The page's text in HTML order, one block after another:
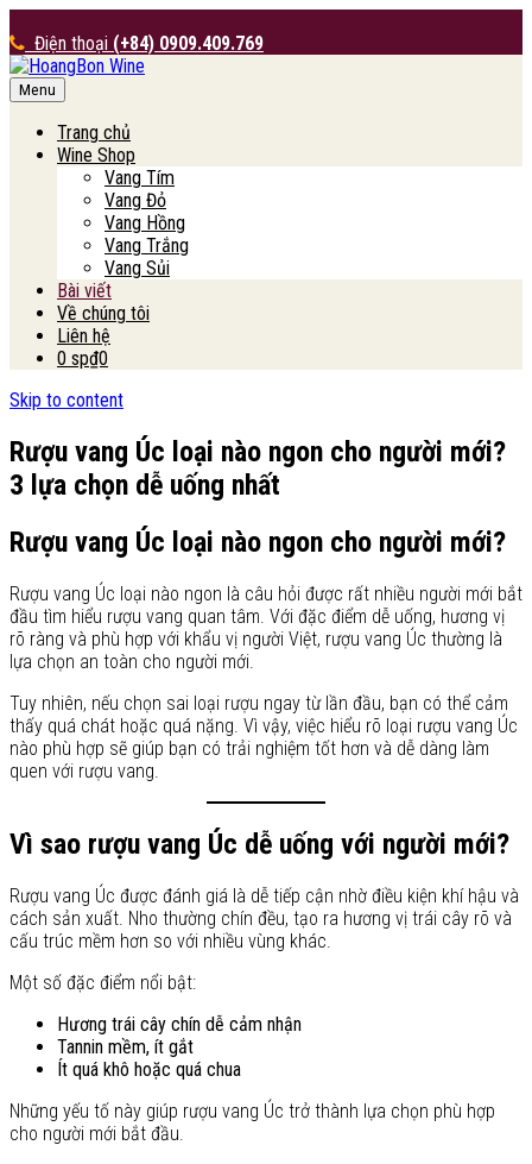
Điện thoại (+84) 0909.409.769
HoangBon Wine
Menu
Trang chủ
Wine Shop
Vang Tím
Vang Đỏ
Vang Hồng
Vang Trắng
Vang Sủi
Bài viết
Về chúng tôi
Liên hệ
0 sp₫0
Skip to content
Rượu vang Úc loại nào ngon cho người mới?
3 lựa chọn dễ uống nhất
Rượu vang Úc loại nào ngon cho người mới?
Rượu vang Úc loại nào ngon là câu hỏi được rất nhiều người mới bắt
đầu tìm hiểu rượu vang quan tâm. Với đặc điểm dễ uống, hương vị
rõ ràng và phù hợp với khẩu vị người Việt, rượu vang Úc thường là
lựa chọn an toàn cho người mới.
Tuy nhiên, nếu chọn sai loại rượu ngay từ lần đầu, bạn có thể cảm
thấy quá chát hoặc quá nặng. Vì vậy, việc hiểu rõ loại rượu vang Úc
nào phù hợp sẽ giúp bạn có trải nghiệm tốt hơn và dễ dàng làm
quen với rượu vang.
Vì sao rượu vang Úc dễ uống với người mới?
Rượu vang Úc được đánh giá là dễ tiếp cận nhờ điều kiện khí hậu và
cách sản xuất. Nho thường chín đều, tạo ra hương vị trái cây rõ và
cấu trúc mềm hơn so với nhiều vùng khác.
Một số đặc điểm nổi bật:
Hương trái cây chín dễ cảm nhận
Tannin mềm, ít gắt
Ít quá khô hoặc quá chua
Những yếu tố này giúp rượu vang Úc trở thành lựa chọn phù hợp
cho người mới bắt đầu.